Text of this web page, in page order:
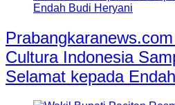
Cultura Indonesia
Selamat kepada